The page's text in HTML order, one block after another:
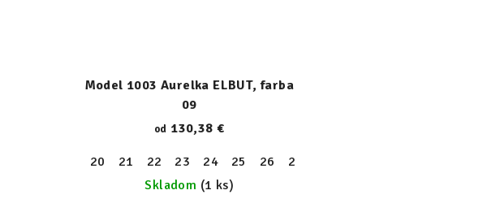
Model 1003 Aurelka ELBUT, farba
09
od 130,38 €
20 21 22 23 24 25 26 27
Skladom (1 ks)